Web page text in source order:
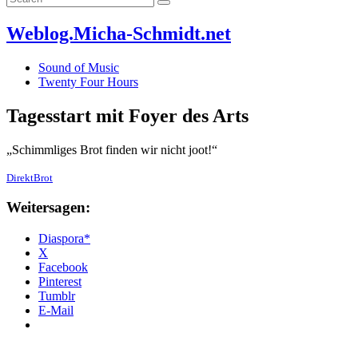
Weblog.Micha-Schmidt.net
Sound of Music
Twenty Four Hours
Tagesstart mit Foyer des Arts
„Schimmliges Brot finden wir nicht joot!“
DirektBrot
Weitersagen:
Diaspora*
X
Facebook
Pinterest
Tumblr
E-Mail